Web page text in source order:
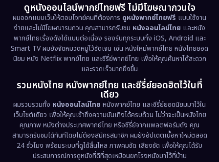
Emotional (61)
Epic มหากาพย์ (221)
Erotic (36)
Family ครอบครัว (369)
Fantasy จินตนาการ (331)
Fiction (9)
Film (57)
ดูหนังออนไลน์พากย์ไทยฟรี ไม่มีโฆษณากวนใจ
ผมออกแบบเว็บให้ตอบโจทย์คนที่ต้องการ ดูหนังพากย์ไทยฟรี แบบใช้งาน
ง่ายและไม่มีโฆษณารบกวน คุณสามารถรับชม หนังออนไลน์ไทย และหนัง
พากย์ไทยเรื่องดังได้แบบต่อเนื่อง รองรับทุกระบบทั้ง iOS, Android และ
Smart TV ผมยังจัดหมวดหมู่ไว้ชัดเจน เช่น หนังใหม่พากย์ไทย หนังไทยยอด
นิยม หนัง Netflix พากย์ไทย และซีรี่ย์พากย์ไทย เพื่อให้คุณค้นหาได้สะดวก
และรวดเร็วมากยิ่งขึ้น
รวมหนังไทย หนังพากย์ไทย และซีรี่ย์ยอดฮิตไว้ในที่
เดียว
ผมรวบรวมทั้ง หนังออนไลน์ไทย หนังพากย์ไทย และซีรี่ย์ยอดนิยมมาไว้ใน
เว็บไซต์เดียว เพื่อให้คุณเข้าถึงความบันเทิงได้ครบถ้วน ไม่ว่าจะเป็นหนังไทย
คุณภาพ หนังต่างประเทศพากย์ไทย หรือซีรี่ย์จากแพลตฟอร์มดัง คุณ
สามารถรับชมได้ทันทีโดยไม่ต้องสมัครสมาชิก ผมยังอัปเดตเนื้อหาใหม่ตลอด
24 ชั่วโมง พร้อมระบบที่ดูได้ลื่นไหล ภาพคมชัด เสียงชัด เพื่อให้คุณได้รับ
ประสบการณ์การดูหนังที่ดีที่สุดเหมือนยกโรงหนังมาไว้ที่บ้าน